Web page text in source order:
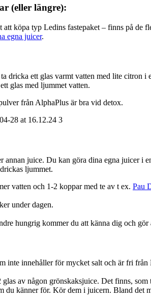
(eller längre):
köpa typ Ledins fastepaket – finns på de
egna juicer.
dricka ett glas varmt vatten med lite citron
glas med ljummet vatten.
från AlphaPlus är bra vid detox.
annan juice. Du kan göra dina egna juicer i
ljummet.
vatten och 1-2 koppar med te av t ex. Pau
under dagen.
hungrig kommer du att känna dig och
inte innehåller för mycket salt och är fri
av någon grönskaksjuice. Det finns,
du känner för. Kör dem i juicern. Bland det